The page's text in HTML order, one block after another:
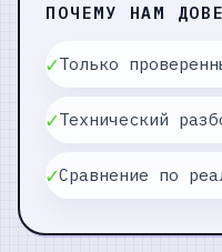
ПОЧЕМУ НАМ
✓Только
✓Технический
✓Сравнение по